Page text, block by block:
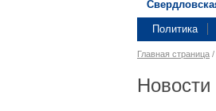
Политика
Главная страница /